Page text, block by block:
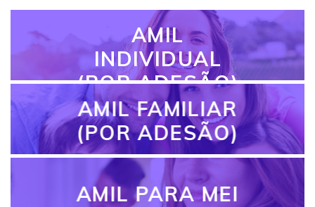
AMIL
INDIVIDUAL
(POR ADESÃO)
AMIL FAMILIAR
(POR ADESÃO)
AMIL PARA MEI